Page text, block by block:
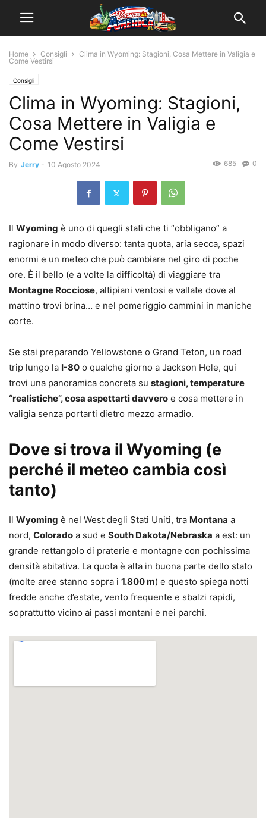
Home Consigli
Clima in Wyoming: Stagioni, Cosa Mettere in Valigia e
Come Vestirsi
Consigli
Clima in Wyoming: Stagioni,
Cosa Mettere in Valigia e
Come Vestirsi
By Jerry - 10 Agosto 2024 0
685
Il Wyoming è uno di quegli stati che ti “obbligano” a
ragionare in modo diverso: tanta quota, aria secca, spazi
enormi e un meteo che può cambiare nel giro di poche
ore. È il bello (e a volte la difficoltà) di viaggiare tra
Montagne Rocciose, altipiani ventosi e vallate dove al
mattino trovi brina… e nel pomeriggio cammini in maniche
corte.
Se stai preparando Yellowstone o Grand Teton, un road
trip lungo la I-80 o qualche giorno a Jackson Hole, qui
trovi una panoramica concreta su stagioni, temperature
“realistiche”, cosa aspettarti davvero e cosa mettere in
valigia senza portarti dietro mezzo armadio.
Dove si trova il Wyoming (e
perché il meteo cambia così
tanto)
Il Wyoming è nel West degli Stati Uniti, tra Montana a
nord, Colorado a sud e South Dakota/Nebraska a est: un
grande rettangolo di praterie e montagne con pochissima
densità abitativa. La quota è alta in buona parte dello stato
(molte aree stanno sopra i 1.800 m) e questo spiega notti
fredde anche d’estate, vento frequente e sbalzi rapidi,
soprattutto vicino ai passi montani e nei parchi.